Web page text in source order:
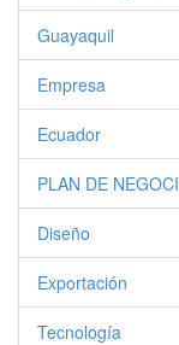
Guayaquil
Empresa
Ecuador
PLAN DE
Diseño
Exportación
Tecnología